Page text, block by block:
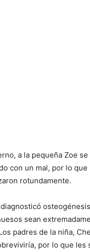
a la pequeña Zoe
con un mal, por lo
rotundamente.
sean
padres de la niña,
por lo que